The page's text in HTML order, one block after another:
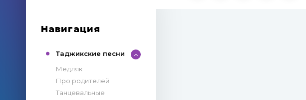
Навигация
Таджикские песни
Медляк
Про родителей
Танцевальные